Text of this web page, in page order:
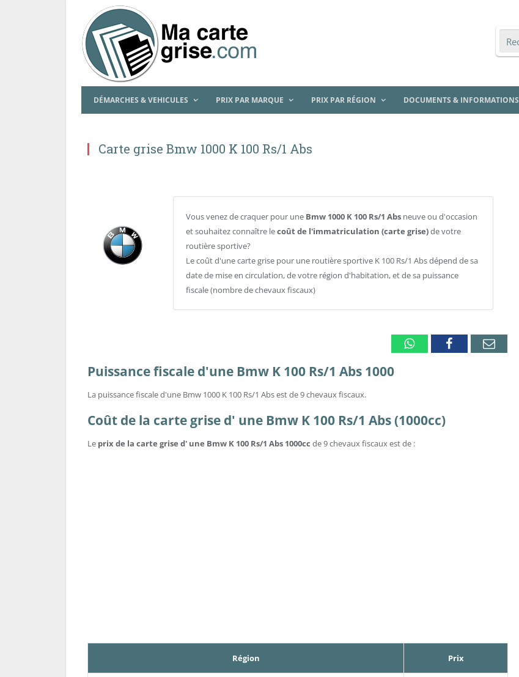
DÉMARCHES & VEHICULES PRIX PAR MARQUE PRIX PAR RÉGION DOCUMENTS & INFORMATIONS
Carte grise Bmw 1000 K 100 Rs/1 Abs
Vous venez de craquer pour une Bmw 1000 K 100 Rs/1 Absneuve ou d'occasion
et souhaitez connaître lecoût de l'immatriculation (carte grise)de votre
routière sportive?
Le coût d'une carte grise pour une routière sportive K 100 Rs/1 Abs dépend de sa
date de mise en circulation, de votre région d'habitation, et de sa puissance
fiscale (nombre de chevaux fiscaux)
WhatsappFacebookEmail
Puissance fiscale d'une Bmw K 100 Rs/1 Abs 1000
La puissance fiscale d'une Bmw 1000 K 100 Rs/1 Abs est de 9 chevaux fiscaux.
Coût de la carte grise d' une Bmw K 100 Rs/1 Abs (1000cc)
Le prix de la carte grise d' une Bmw K 100 Rs/1 Abs 1000cc de 9 chevaux fiscaux est de :
Région Prix